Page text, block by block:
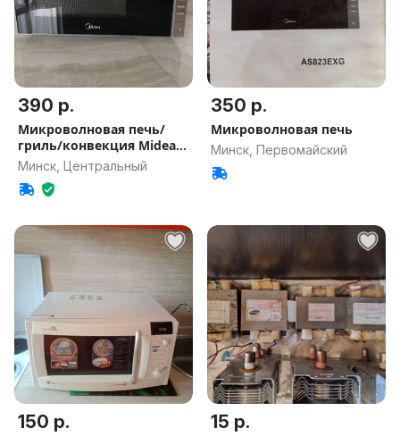
390 р.
Микроволновая печь/
гриль/конвекция Midea
AW925EXG
Минск, Центральный
350 р.
Микроволновая печь
Минск, Первомайский
150 р. 15 р.